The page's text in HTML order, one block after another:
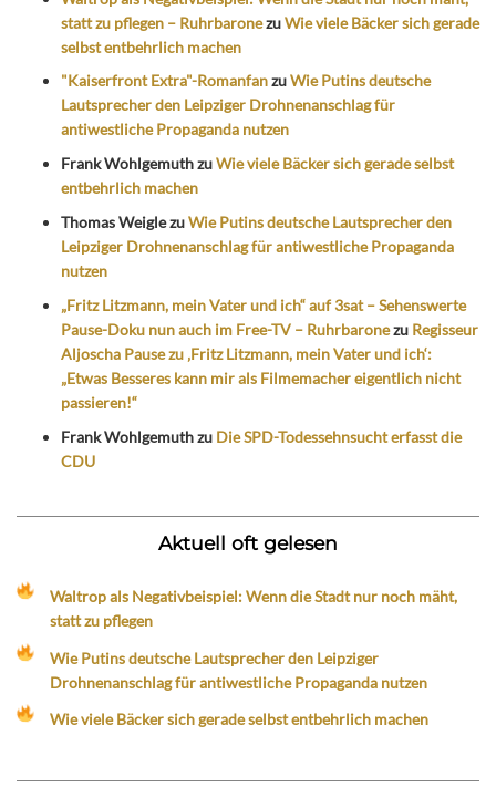
statt zu pflegen – RuhrbaronezuWie viele Bäcker sich gerade
selbst entbehrlich machen
"Kaiserfront Extra"-RomanfanzuWie Putins deutsche
Lautsprecher den Leipziger Drohnenanschlag für
antiwestliche Propaganda nutzen
Frank WohlgemuthzuWie viele Bäcker sich gerade selbst
entbehrlich machen
Thomas WeiglezuWie Putins deutsche Lautsprecher den
Leipziger Drohnenanschlag für antiwestliche Propaganda
nutzen
„Fritz Litzmann, mein Vater und ich“ auf 3sat – Sehenswerte
Pause-Doku nun auch im Free-TV – Ruhrbaronezu Regisseur
Aljoscha Pause zu ‚Fritz Litzmann, mein Vater und ich‘:
„Etwas Besseres kann mir als Filmemacher eigentlich nicht
passieren!“
Frank Wohlgemuthzu Die SPD-Todessehnsucht erfasst die
CDU
Aktuell oft gelesen
Waltrop als Negativbeispiel: Wenn die Stadt nur noch mäht,
statt zu pflegen
Wie Putins deutsche Lautsprecher den Leipziger
Drohnenanschlag für antiwestliche Propaganda nutzen
Wie viele Bäcker sich gerade selbst entbehrlich machen